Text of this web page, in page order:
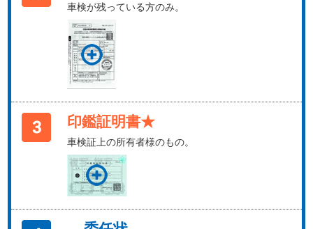
車検が残っている方のみ。
印鑑証明書★
車検証上の所有者様のもの。